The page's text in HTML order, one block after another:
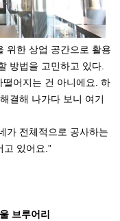
위한 상업 공간으로 활용
방법을 고민하고 있다.
떨어지는 건 아니에요. 하
결해 나가다 보니 여기
가 전체적으로 공사하는
고 있어요.”
브루어리